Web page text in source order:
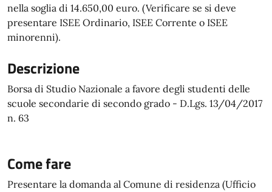
nella soglia di 14.650,00 euro. (Verificare se si deve
presentare ISEE Ordinario, ISEE Corrente o ISEE
minorenni).
Descrizione
Borsa di Studio Nazionale a favore degli studenti delle
scuole secondarie di secondo grado - D.Lgs. 13/04/2017
n. 63
Come fare
Presentare la domanda al Comune di residenza (Ufficio